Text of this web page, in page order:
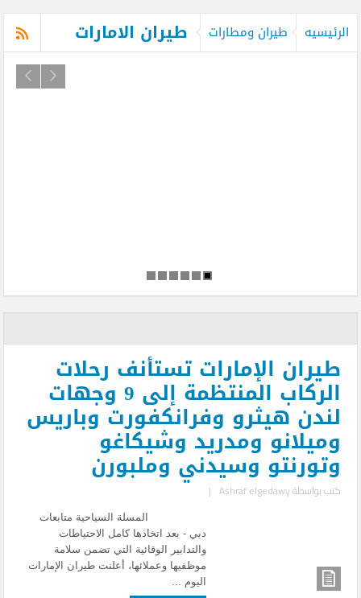
الرئيسيه طيران ومطارات طيران الامارات
طيران الإمارات تستأنف رحلات
الركاب المنتظمة إلى 9 وجهات
لندن هيثرو وفرانكفورت وباريس
وميلانو ومدريد وشيكاغو
وتورنتو وسيدني وملبورن
كتب بواسطةAshraf elgedawy
|
المسلة السياحية متابعات
دبي - بعد اتخاذها كامل الاحتياطات
والتدابير الوقائية التي تضمن سلامة
موظفيها وعملائها، أعلنت طيران الإمارات
اليوم ...